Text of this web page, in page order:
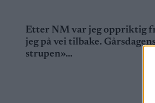
Etter NM var jeg oppriktig
jeg på vei tilbake.
strupen»…